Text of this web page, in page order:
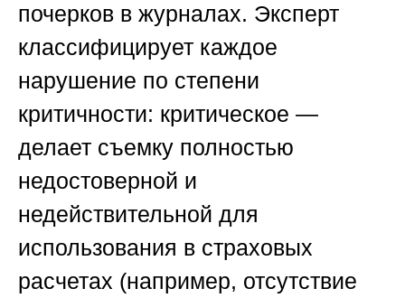
почерков в журналах. Эксперт
классифицирует каждое
нарушение по степени
критичности: критическое —
делает съемку полностью
недостоверной и
недействительной для
использования в страховых
расчетах (например, отсутствие